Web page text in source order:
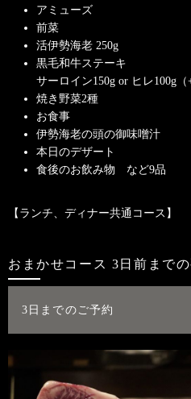
アミューズ
前菜
活伊勢海老 250g
黒毛和牛ステーキ
サーロイン150g or ヒレ100g（
焼き野菜2種
お食事
伊勢海老の頭の御味噌汁
本日のデザート
食後のお飲み物 など9品
【ランチ、ディナー共通コース】
おまかせコース 3日前まで
3日までのご予約